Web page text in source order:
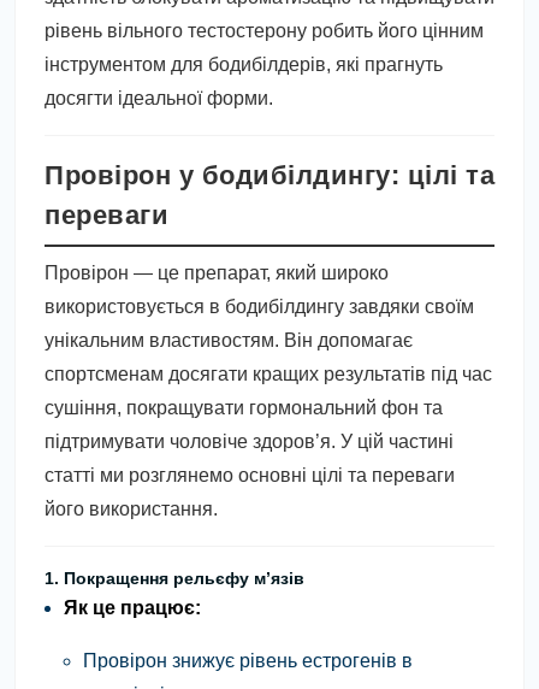
рівень вільного тестостерону робить його цінним
інструментом для бодибілдерів, які прагнуть
досягти ідеальної форми.
Провірон у бодибілдингу: цілі та
переваги
Провірон — це препарат, який широко
використовується в бодибілдингу завдяки своїм
унікальним властивостям. Він допомагає
спортсменам досягати кращих результатів під час
сушіння, покращувати гормональний фон та
підтримувати чоловіче здоров’я. У цій частині
статті ми розглянемо основні цілі та переваги
його використання.
1. Покращення рельєфу м’язів
Як це працює:
Провірон знижує рівень естрогенів в